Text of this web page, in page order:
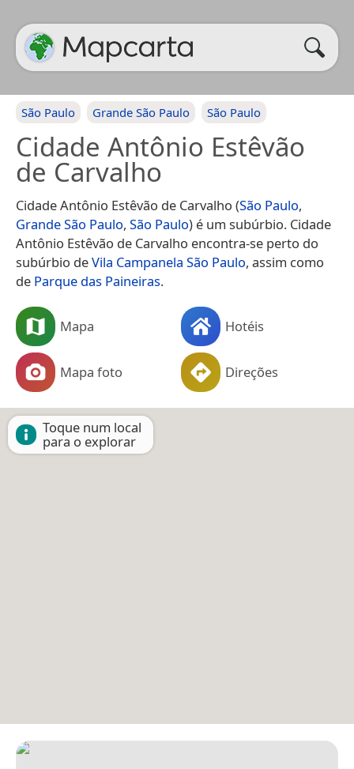
São Paulo Grande São Paulo São Paulo
Cidade Antônio Estêvão
de Carvalho
Cidade Antônio Estêvão de Carvalho (São Paulo,
Grande São Paulo, São Paulo) é um subúrbio. Cidade
Antônio Estêvão de Carvalho encontra-se perto do
subúrbio deVila Campanela São Paulo, assim como
de Parque das Paineiras.
Mapa Hotéis
Mapa foto Direções
Toque num local
para o explorar